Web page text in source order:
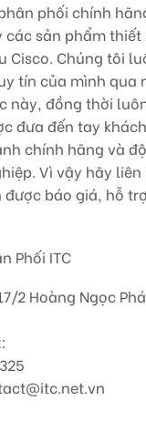
phối chính
sản phẩm
Cisco. Chúng tôi
tín của mình qua
này, đồng thời
đưa đến tay
chính hãng và
Vì vậy hãy liên
báo giá, hỗ
Phối ITC
2 Hoàng Ngọc